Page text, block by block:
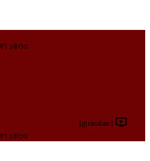
১৪৩৩
[gtranslate]
১৪৩৩